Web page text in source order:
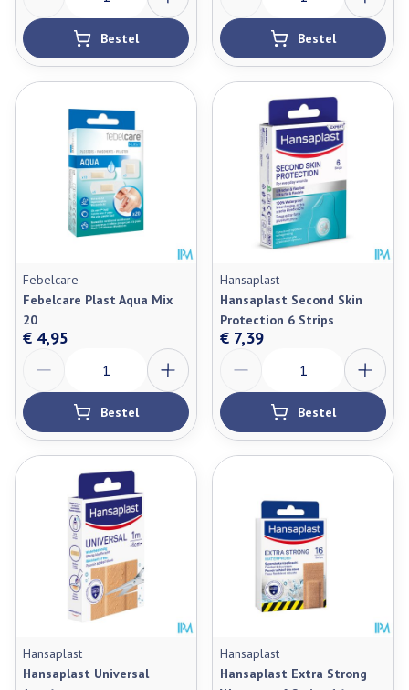
Bestel Bestel
Febelcare
Febelcare Plast Aqua Mix
20
€ 4,95
Bestel
Hansaplast
Hansaplast Second Skin
Protection 6 Strips
€ 7,39
Bestel
Hansaplast
Hansaplast Universal
Hansaplast
Hansaplast Extra Strong